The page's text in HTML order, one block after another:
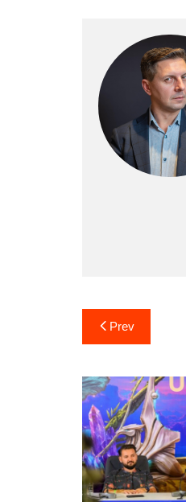
Post
navigation
Prev